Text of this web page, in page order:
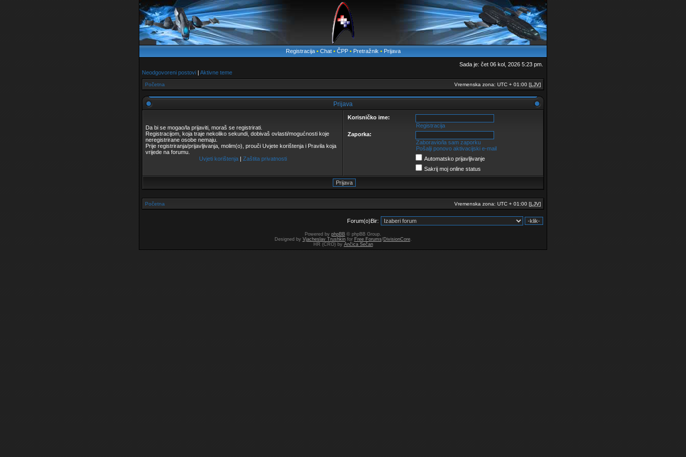
Registracija• Chat • ČPP• Pretražnik • Prijava
Sada je: čet 06 kol, 2026 5:23 pm.
Neodgovoreni postovi | Aktivne teme
Početna Vremenska zona: UTC + 01:00 [LJV]
Prijava
Da bi se mogao/la prijaviti, moraš se registrirati.
Registracijom, koja traje nekoliko sekundi, dobivaš ovlasti/mogućnosti koje
neregistrirane osobe nemaju.
Prije registriranja/prijavljivanja, molim(o), prouči Uvjete korištenja i Pravila koja
vrijede na forumu.
Uvjeti korištenja| Zaštita privatnosti
Korisničko ime:
Registracija
Zaporka:
Zaboravio/la sam zaporku
Pošalji ponovo aktivacijski e-mail
Automatsko prijavljivanje
Sakrij moj online status
Početna Vremenska zona: UTC + 01:00 [LJV]
Forum(o)Bir:
Powered by phpBB © phpBB Group.
Designed by Vjacheslav Trushkinfor Free Forums/DivisionCore.
HR (CRO) by Ančica Sečan